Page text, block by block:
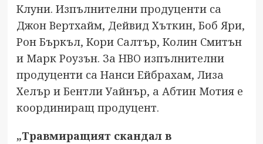
Клуни. Изпълнителни продуценти са
Джон Вертхайм, Дейвид Хъткин, Боб Яри,
Рон Бъркъл, Кори Салтър, Колин Смитън
и Марк Роузън. За HBO изпълнителни
продуценти са Нанси Ейбрахам, Лиза
Хелър и Бентли Уайнър, а Абтин Мотия е
координиращ продуцент.
„Травмиращият скандал в